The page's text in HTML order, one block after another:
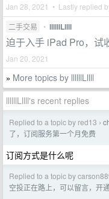
Jan 28, 2021 • Lastly replied
二手交易 • llllllLllll
迫于入手 iPad Pro，试
Jan 20, 2021
» More topics by llllllLllll
llllllLllll's recent replies
Replied to a topic by red13 ›
了，订阅服务第一个月免费
订阅方式是什么呢
Replied to a topic by
空投正在路上，可以留言，开